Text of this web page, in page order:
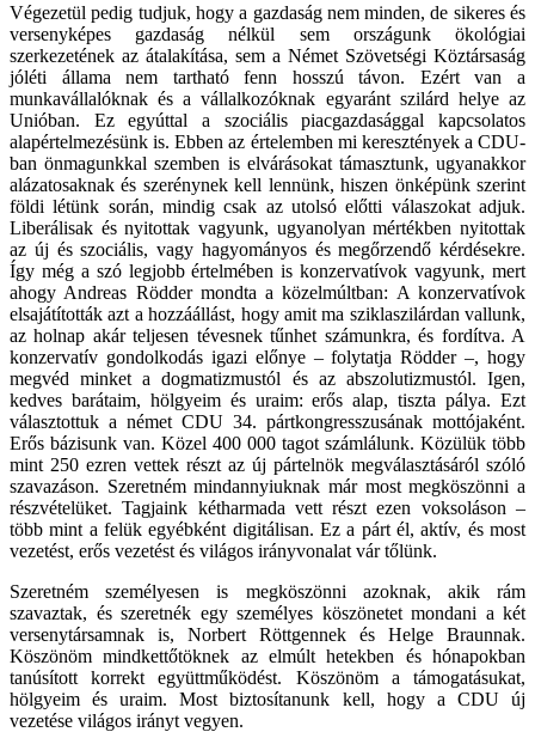
Végezetül pedig tudjuk, hogy a gazdaság nem minden, de sikeres és
versenyképes gazdaság nélkül sem országunk ökológiai
szerkezetének az átalakítása, sem a Német Szövetségi Köztársaság
jóléti állama nem tartható fenn hosszú távon. Ezért van a
munkavállalóknak és a vállalkozóknak egyaránt szilárd helye az
Unióban. Ez egyúttal a szociális piacgazdasággal kapcsolatos
alapértelmezésünk is. Ebben az értelemben mi keresztények a CDU-
ban önmagunkkal szemben is elvárásokat támasztunk, ugyanakkor
alázatosaknak és szerénynek kell lennünk, hiszen önképünk szerint
földi létünk során, mindig csak az utolsó előtti válaszokat adjuk.
Liberálisak és nyitottak vagyunk, ugyanolyan mértékben nyitottak
az új és szociális, vagy hagyományos és megőrzendő kérdésekre.
Így még a szó legjobb értelmében is konzervatívok vagyunk, mert
ahogy Andreas Rödder mondta a közelmúltban: A konzervatívok
elsajátították azt a hozzáállást, hogy amit ma sziklaszilárdan vallunk,
az holnap akár teljesen tévesnek tűnhet számunkra, és fordítva. A
konzervatív gondolkodás igazi előnye – folytatja Rödder –, hogy
megvéd minket a dogmatizmustól és az abszolutizmustól. Igen,
kedves barátaim, hölgyeim és uraim: erős alap, tiszta pálya. Ezt
választottuk a német CDU 34. pártkongresszusának mottójaként.
Erős bázisunk van. Közel 400 000 tagot számlálunk. Közülük több
mint 250 ezren vettek részt az új pártelnök megválasztásáról szóló
szavazáson. Szeretném mindannyiuknak már most megköszönni a
részvételüket. Tagjaink kétharmada vett részt ezen voksoláson –
több mint a felük egyébként digitálisan. Ez a párt él, aktív, és most
vezetést, erős vezetést és világos irányvonalat vár tőlünk.
Szeretném személyesen is megköszönni azoknak, akik rám
szavaztak, és szeretnék egy személyes köszönetet mondani a két
versenytársamnak is, Norbert Röttgennek és Helge Braunnak.
Köszönöm mindkettőtöknek az elmúlt hetekben és hónapokban
tanúsított korrekt együttműködést. Köszönöm a támogatásukat,
hölgyeim és uraim. Most biztosítanunk kell, hogy a CDU új
vezetése világos irányt vegyen.